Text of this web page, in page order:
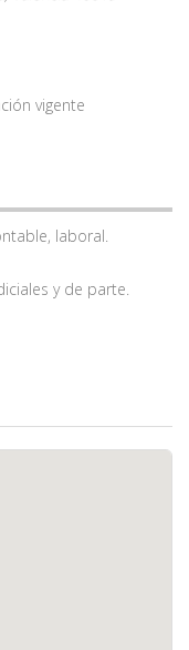
vigente
laboral.
y de parte.